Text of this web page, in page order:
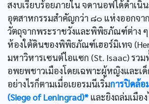
สงบเรียบร้อยภายใน จดานอฟได้ดำเนิน
อุตสาหกรรมสำคัญกว่า ๘๐ แห่งออกจา
วัตถุจากพระราชวังและพิพิธภัณฑ์ต่าง
ห้องใต้ดินของพิพิธภัณฑ์เฮอร์มิเทจ
มหาวิหารเซนต์ไอแซก (St. Isaac) รวม
อพยพชาวเมืองโดยเฉพาะผู้หญิงและเ
อย่างไรก็ตามเมื่อเยอรมนีเริ่มการปิดล้อ
(Siege of Leningrad)* และยิงถล่มเมือ